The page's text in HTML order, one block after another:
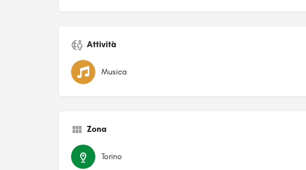
Attività
Musica
Zona
Torino